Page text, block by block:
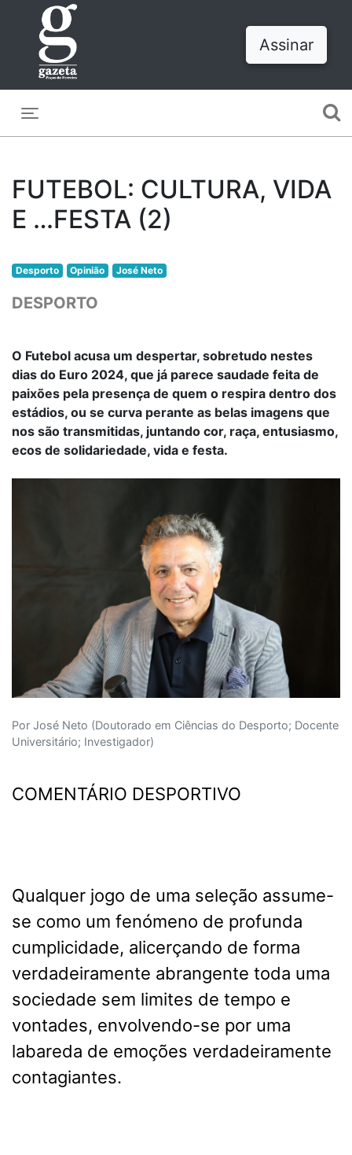
Assinar
FUTEBOL: CULTURA, VIDA
E …FESTA (2)
Desporto Opinião José Neto
DESPORTO
O Futebol acusa um despertar, sobretudo nestes
dias do Euro 2024, que já parece saudade feita de
paixões pela presença de quem o respira dentro dos
estádios, ou se curva perante as belas imagens que
nos são transmitidas, juntando cor, raça, entusiasmo,
ecos de solidariedade, vida e festa.
Por José Neto (Doutorado em Ciências do Desporto; Docente
Universitário; Investigador)
COMENTÁRIO DESPORTIVO
Qualquer jogo de uma seleção assume-
se como um fenómeno de profunda
cumplicidade, alicerçando de forma
verdadeiramente abrangente toda uma
sociedade sem limites de tempo e
vontades, envolvendo-se por uma
labareda de emoções verdadeiramente
contagiantes.